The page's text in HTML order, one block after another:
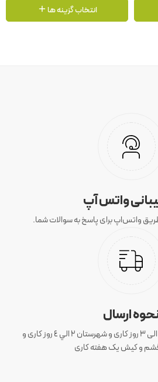
انتخاب گزینه ها
واتس آپ
واتس‌اپ برای پاسخ به سوالات شما.
ارسال
ارسال سفارش های تهران 1 الی 3 روز کاری و شهرستان ٢ الي ٤ روز کاری و
قشم و کیش یک هفته کاری